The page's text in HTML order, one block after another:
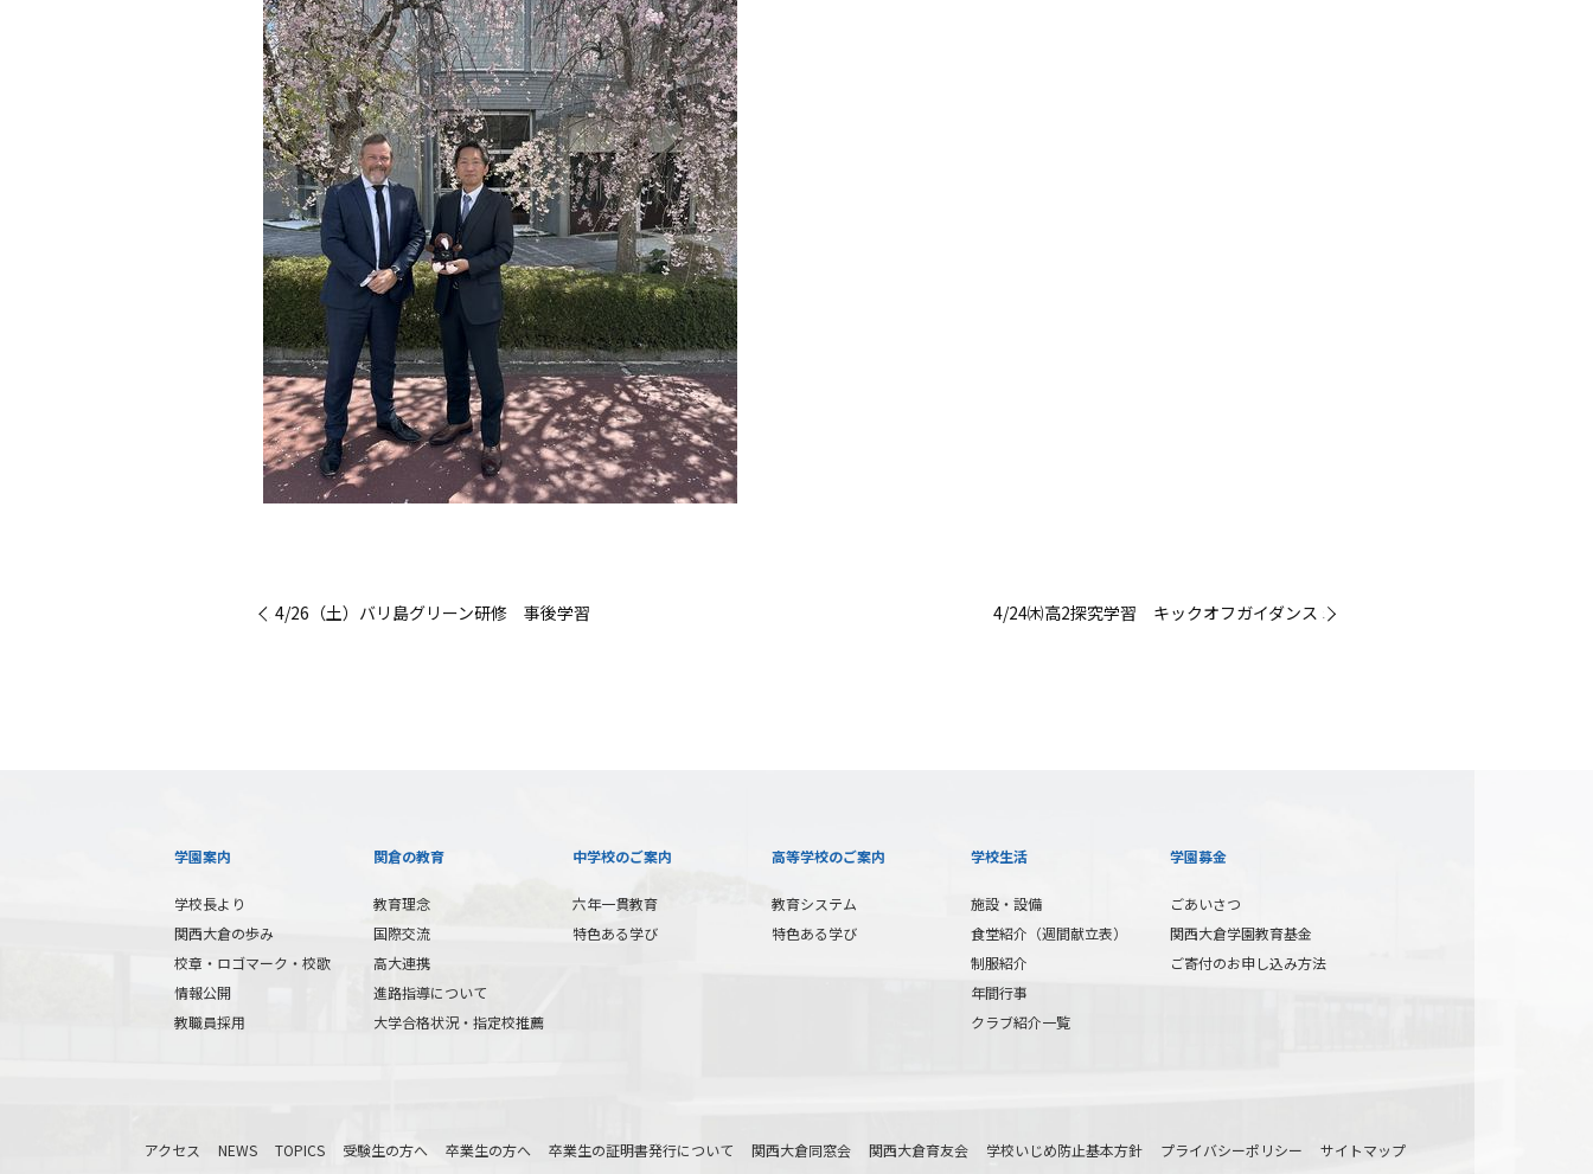
« 4/26（土）バリ島グリーン研修 事後学習 4/24㈭高2探究学習 キックオフガイダンス »
学園案内
学校長より
関西大倉の歩み
校章・ロゴマーク・校歌
情報公開
教職員採用
関倉の教育
教育理念
国際交流
高大連携
進路指導について
大学合格状況・指定校推薦
中学校のご案内
六年一貫教育
特色ある学び
高等学校のご案内
教育システム
特色ある学び
学校生活
施設・設備
食堂紹介（週間献立表）
制服紹介
年間行事
クラブ紹介一覧
学園募金
ごあいさつ
関西大倉学園教育基金
ご寄付のお申し込み方法
アクセス NEWS TOPICS 受験生の方へ 卒業生の方へ 卒業生の証明書発行について 関西大倉同窓会 関西大倉育友会 学校いじめ防止基本方針 プライバシーポリシー サイトマップ